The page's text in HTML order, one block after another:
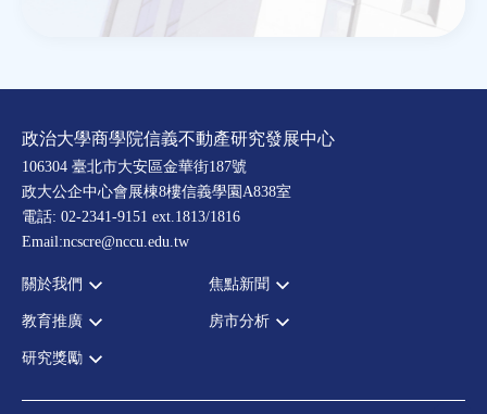
政治大學商學院信義不動產研究發展中心
106304 臺北市大安區金華街187號
政大公企中心會展棟8樓信義學園A838室
電話: 02-2341-9151 ext.1813/1816
Email:ncscre@nccu.edu.tw
關於我們
宗旨願景
設置辦法
指導委員
焦點新聞
全部新聞
法律新訊
教育推廣
全部活動
房市分析
研究獎勵